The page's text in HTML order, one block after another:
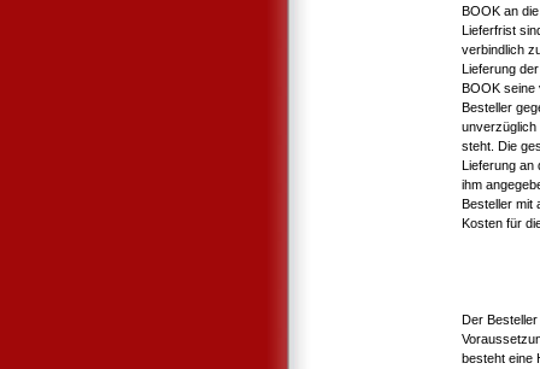
BOOK an
Lieferfrist
verbindlich
Lieferung
BOOK seine
Besteller
unverzüglich
steht. Die
Lieferung an
ihm
Besteller mit
Kosten für
Der
besteht eine